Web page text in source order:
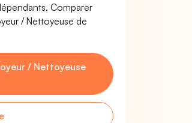
Comparer
/ Nettoyeuse de
/ Nettoyeuse